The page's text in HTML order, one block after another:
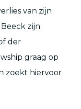
van zijn
zijn
der
graag op
zoekt hiervoor